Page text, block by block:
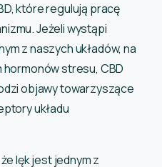
które regulują pracę
Jeżeli wystąpi
z naszych układów, na
stresu, CBD
objawy towarzyszące
układu
lęk jest jednym z